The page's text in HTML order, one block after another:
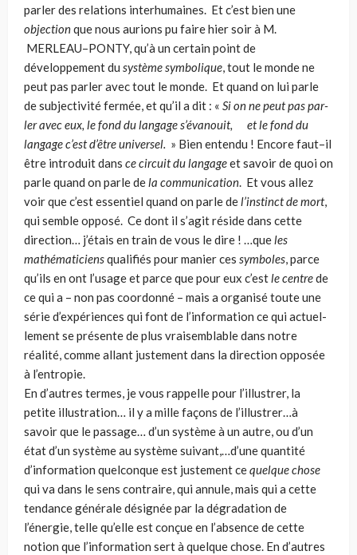
parler des relations interhumaines. Et c’est bien une
objectionque nous aurions pu faire hier soir à M.
MERLEAU–PONTY, qu’à un certain point de
développement du système symbolique, tout le monde ne
peut pas parler avec tout le monde. Et quand on lui parle
de subjectivité fermée, et qu’il a dit : « Si on ne peut pas par­
ler avec eux, le fond du langage s’évanouit, et le fond du
langage c’est d’être uni­versel. » Bien entendu ! Encore faut–il
être introduit dans ce circuit du langageet savoir de quoi on
parle quand on parle dela communication. Et vous allez
voir que c’est essentiel quand on parle del’instinct de mort,
qui semble oppo­sé. Ce dont il s’agit réside dans cette
direction… j’étais en train de vous le dire ! …queles
mathématiciensqualifiés pour manier ces symboles, parce
qu’ils en ont l’usage et parce que pour eux c’estle centrede
ce qui a – non pas coordonné – mais a organisé toute une
série d’expériences qui font de l’information ce qui actuel­
lement se présente de plus vraisemblable dans notre
réalité, comme allant juste­ment dans la direction opposée
à l’entropie.
En d’autres termes, je vous rappel­le pour l’illustrer, la
petite illustration… il y a mille façons de l’illustrer…à
savoir que le passage… d’un système à un autre, ou d’un
état d’un système au sys­tème suivant,…d’une quantité
d’information quelconque est justement cequelquechose
qui va dans le sens contraire, qui annule, mais qui a cette
tendance géné­rale désignée par la dégradation de
l’énergie, telle qu’elle est conçue en l’absen­ce de cette
notion que l’information sert à quelque chose. En d’autres